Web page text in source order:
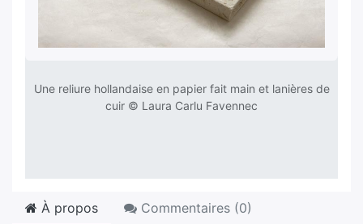
Une reliure hollandaise en papier fait main et lanières de
cuir © Laura Carlu Favennec
À propos Commentaires (0)